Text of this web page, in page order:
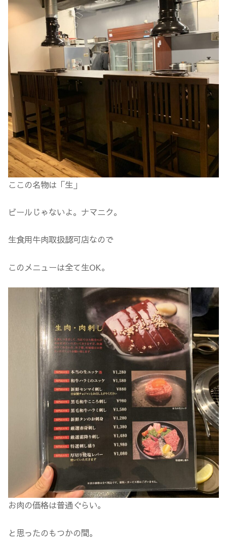
ここの名物は「生」
ビールじゃないよ。ナマニク。
生食用牛肉取扱認可店なので
このメニューは全て生OK。
お肉の価格は普通ぐらい。
と思ったのもつかの間。